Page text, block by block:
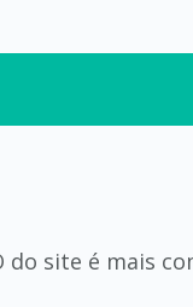
do site é mais